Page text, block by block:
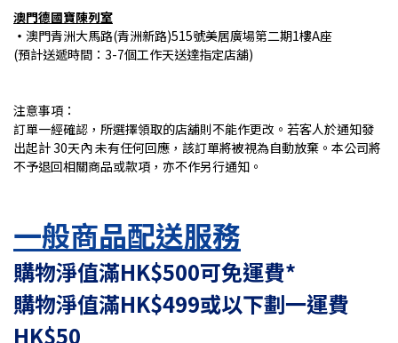
澳門德國寶陳列室
・ 澳門青洲大馬路(青洲新路)515號美居廣場第二期1樓A座
(預計送遞時間：3-7個工作天送達指定店舖)
注意事項：
訂單一經確認，所選擇領取的店舖則不能作更改。若客人於通知發
出起計 30天內 未有任何回應，該訂單將被視為自動放棄。本公司將
不予退回相關商品或款項，亦不作另行通知。
一般商品配送服務
購物淨值滿HK$500可免運費*
購物淨值滿HK$499或以下劃一運費
HK$50